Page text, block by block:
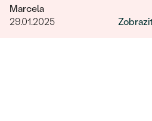
doporučit.
Marcela
29.01.2025